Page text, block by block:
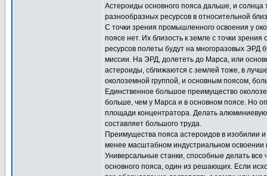
Астероиды основного пояса дальше, и
разнообразных ресурсов в относительной
С точки зрения промышленного освоения у
поясе нет. Их близость к земле с точки
ресурсов полеты будут на многоразовых ЭРД
миссии. На ЭРД, долететь до Марса, или
астероиды, сближаются с землей тоже, в
околоземной группой, и основным поясом,
Единственное большое преимущество
больше, чем у Марса и в основном поясе. Но
площади концентратора. Делать
составляет большого труда.
Преимущества пояса астероидов в изобилии
менее масштабном индустриальном освоении
Универсальные станки, способные делать все
основного пояса, один из решающих. Если